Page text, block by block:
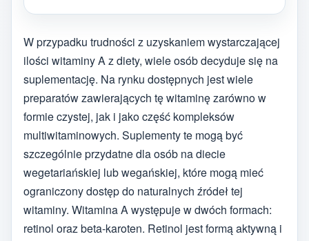
W przypadku trudności z uzyskaniem wystarczającej
ilości witaminy A z diety, wiele osób decyduje się na
suplementację. Na rynku dostępnych jest wiele
preparatów zawierających tę witaminę zarówno w
formie czystej, jak i jako część kompleksów
multiwitaminowych. Suplementy te mogą być
szczególnie przydatne dla osób na diecie
wegetariańskiej lub wegańskiej, które mogą mieć
ograniczony dostęp do naturalnych źródeł tej
witaminy. Witamina A występuje w dwóch formach:
retinol oraz beta-karoten. Retinol jest formą aktywną i